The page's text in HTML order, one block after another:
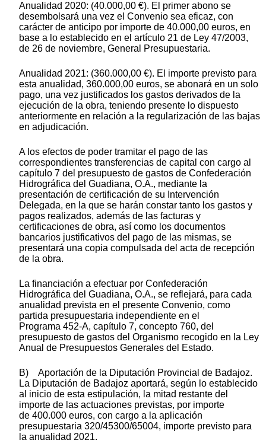
Anualidad 2020: (40.000,00 €). El primer abono se
desembolsará una vez el Convenio sea eficaz, con
carácter de anticipo por importe de 40.000,00 euros, en
base a lo establecido en el artículo 21 de Ley 47/2003,
de 26 de noviembre, General Presupuestaria.
Anualidad 2021: (360.000,00 €). El importe previsto para
esta anualidad, 360.000,00 euros, se abonará en un solo
pago, una vez justificados los gastos derivados de la
ejecución de la obra, teniendo presente lo dispuesto
anteriormente en relación a la regularización de las bajas
en adjudicación.
A los efectos de poder tramitar el pago de las
correspondientes transferencias de capital con cargo al
capítulo 7 del presupuesto de gastos de Confederación
Hidrográfica del Guadiana, O.A., mediante la
presentación de certificación de su Intervención
Delegada, en la que se harán constar tanto los gastos y
pagos realizados, además de las facturas y
certificaciones de obra, así como los documentos
bancarios justificativos del pago de las mismas, se
presentará una copia compulsada del acta de recepción
de la obra.
La financiación a efectuar por Confederación
Hidrográfica del Guadiana, O.A., se reflejará, para cada
anualidad prevista en el presente Convenio, como
partida presupuestaria independiente en el
Programa 452-A, capítulo 7, concepto 760, del
presupuesto de gastos del Organismo recogido en la Ley
Anual de Presupuestos Generales del Estado.
B) Aportación de la Diputación Provincial de Badajoz.
La Diputación de Badajoz aportará, según lo establecido
al inicio de esta estipulación, la mitad restante del
importe de las actuaciones previstas, por importe
de 400.000 euros, con cargo a la aplicación
presupuestaria 320/45300/65004, importe previsto para
la anualidad 2021.